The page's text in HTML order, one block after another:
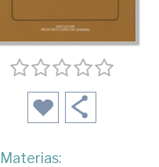
Materias: